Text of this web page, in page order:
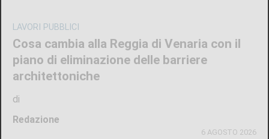
LAVORI PUBBLICI
Cosa cambia alla Reggia di Venaria con il
piano di eliminazione delle barriere
architettoniche
di
Redazione
6 AGOSTO 2026